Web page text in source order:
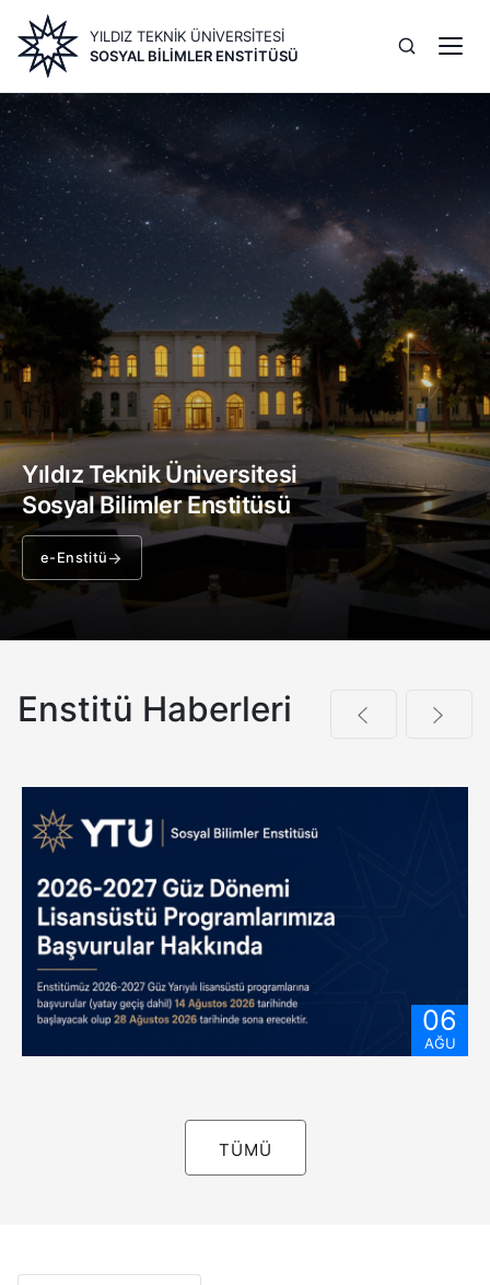
içeriğe
atla
YILDIZ TEKNİK ÜNİVERSİTESİ
SOSYAL BILIMLER ENSTITÜSÜ
Image
Yıldız Teknik Üniversitesi
Sosyal Bilimler Enstitüsü
e-Enstitü
Enstitü Haberleri
06
AĞU
TÜMÜ